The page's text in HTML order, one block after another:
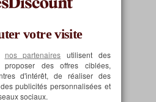
votre visite
nos partenaires utilisent des
des offres ciblées,
d'intérêt, de réaliser des
publicités personnalisées et
sociaux.